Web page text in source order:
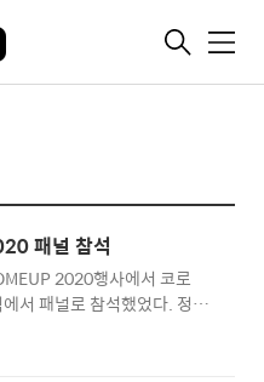
메
패널 참석
2020행사에서 코로
서 패널로 참석했었다. 정말
에서 발표할 수 있어서 정말